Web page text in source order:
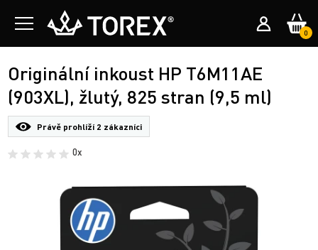
0
Originální inkoust HP T6M11AE
(903XL), žlutý, 825 stran (9,5 ml)
Právě prohlíží 2 zákazníci
0x